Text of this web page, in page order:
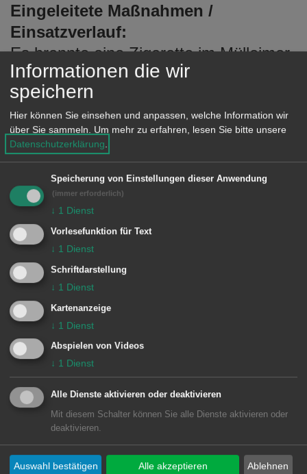
Eingeleitete Maßnahmen /
Einsatzverlauf:
Es brannte eine Zigarette im Mülleimer,
dies wurde vom Betreiber gelöscht.
Dabei zog Rauch in die Halle.
Vorsichtshalber wurde die Feuerwehr
hinzugezogen. Diese leitete die
natürliche Belüftung ein.
Besondere Vorkommnisse:
Einheiten Feuerwehr Aalen:
Zugführer vom Dienst
6 Fachsenfeld
Informationen die wir
speichern
Hier können Sie einsehen und anpassen, welche Information wir
über Sie sammeln. Um mehr zu erfahren, lesen Sie bitte unsere
Datenschutzerklärung.
Speicherung von Einstellungen dieser Anwendung
(immer erforderlich)
↓ 1 Dienst
Vorlesefunktion für Text
↓ 1 Dienst
Schriftdarstellung
↓ 1 Dienst
Kartenanzeige
↓ 1 Dienst
Abspielen von Videos
↓ 1 Dienst
Alle Dienste aktivieren oder deaktivieren
Mit diesem Schalter können Sie alle Dienste aktivieren oder
deaktivieren.
Ablehnen
Auswahl bestätigen Alle akzeptieren